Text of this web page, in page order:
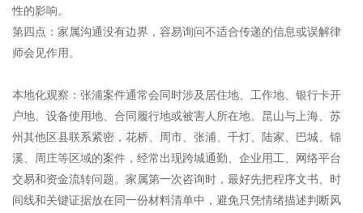
性的影响。
第四点：家属沟通没有边界，容易询问不适合传递的信息或误解律
师会见作用。
本地化观察：张浦案件通常会同时涉及居住地、工作地、银行卡开
户地、设备使用地、合同履行地或被害人所在地。昆山与上海、苏
州其他区县联系紧密，花桥、周市、张浦、千灯、陆家、巴城、锦
溪、周庄等区域的案件，经常出现跨城通勤、企业用工、网络平台
交易和资金流转问题。家属第一次咨询时，最好先把程序文书、时
间线和关键证据放在同一份材料清单中，避免只凭情绪描述判断风